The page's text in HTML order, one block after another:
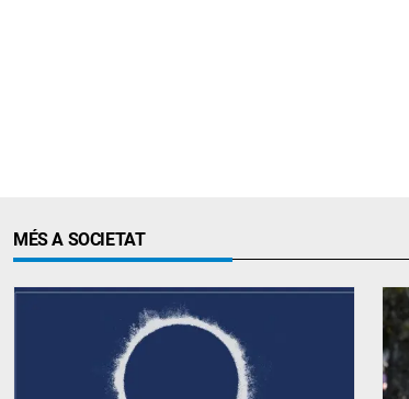
MÉS A SOCIETAT